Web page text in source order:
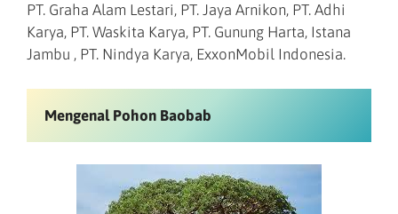
PT. Graha Alam Lestari, PT. Jaya Arnikon, PT. Adhi
Karya, PT. Waskita Karya, PT. Gunung Harta, Istana
Jambu , PT. Nindya Karya, ExxonMobil Indonesia.
Mengenal Pohon Baobab